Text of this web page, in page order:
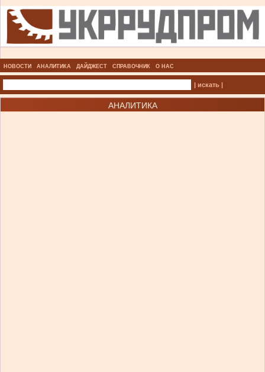
НОВОСТИ АНАЛИТИКА ДАЙДЖЕСТ СПРАВОЧНИК О НАС
| искать |
АНАЛИТИКА